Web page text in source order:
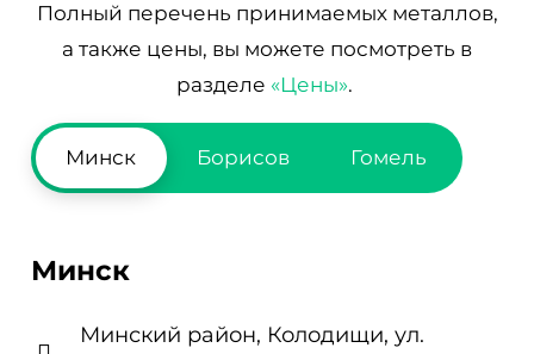
Полный перечень принимаемых металлов,
а также цены, вы можете посмотреть в
разделе «Цены».
Минск Борисов Гомель
Минск
Минский район, Колодищи, ул.